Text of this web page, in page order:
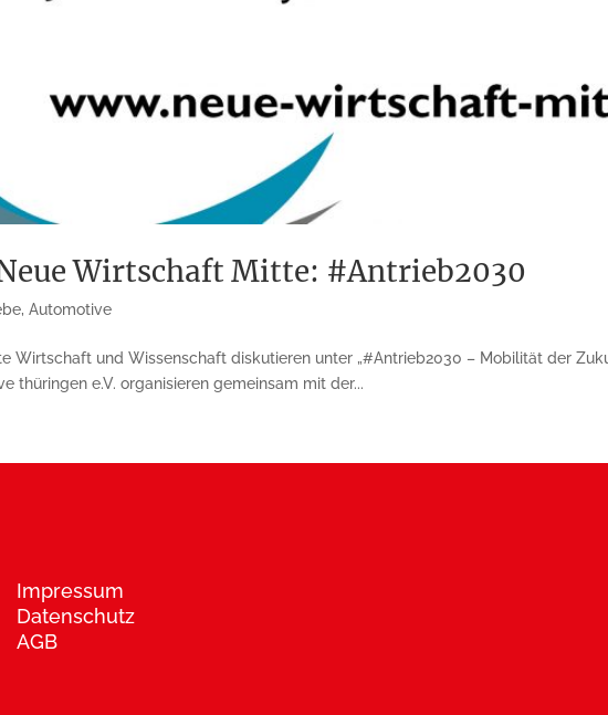
Wirtschaft Mitte: #Antrieb2030
,Automotive
Wirtschaft und Wissenschaft diskutieren unter „#Antrieb2030 – Mobilität der
thüringen e.V. organisieren gemeinsam mit der...
Impressum
Datenschutz
AGB